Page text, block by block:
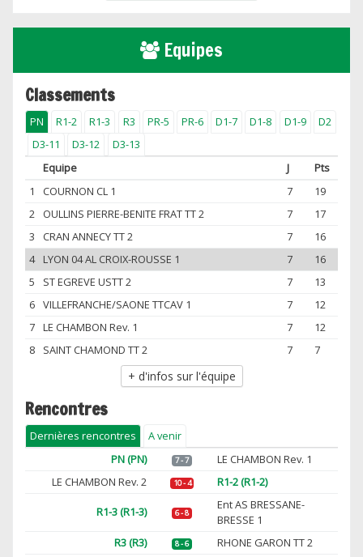
Equipes
Classements
PN R1-2 R1-3 R3 PR-5 PR-6 D1-7 D1-8 D1-9
D2
D3-11
D3-12
D3-13
Equipe
J
Pts
1
COURNON CL 1 7
19
2
OULLINS PIERRE-BENITE FRAT TT 2 7
17
3
CRAN ANNECY TT 2 7
16
4
LYON 04 AL CROIX-ROUSSE 1 7
16
5
ST EGREVE USTT 2 7
13
6 VILLEFRANCHE/SAONE TTCAV 1 7
12
7 LE CHAMBON Rev. 1 7
12
8
SAINT CHAMOND TT 2 7 7
+ d'infos sur l'équipe
Rencontres
Dernières rencontres
A venir
PN (PN)
7 - 7
LE CHAMBON Rev. 1
LE CHAMBON Rev. 2
10 - 4 R1-2 (R1-2)
R1-3 (R1-3) 6 - 8
Ent AS BRESSANE-
BRESSE 1
R3 (R3)
8 - 6
RHONE GARON TT 2